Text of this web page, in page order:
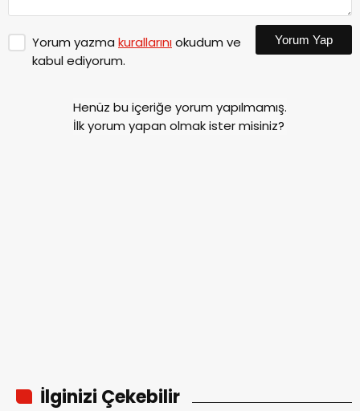
Yorum yazma kurallarınıokudum ve
kabul ediyorum.
Yorum Yap
Henüz bu içeriğe yorum yapılmamış.
İlk yorum yapan olmak ister misiniz?
İlginizi Çekebilir